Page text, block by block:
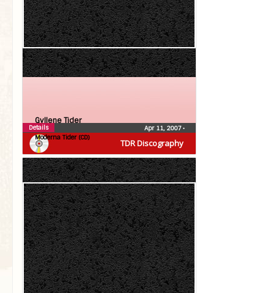
TDR Discography
Gyllene Tider
Moderna Tider (CD)
Apr 11, 2007•
Details